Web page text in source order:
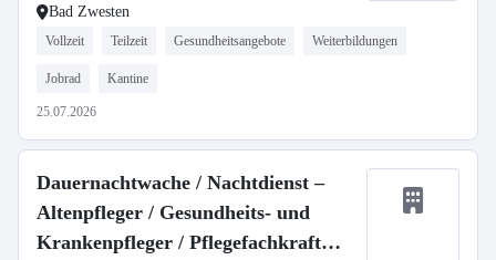
Bad Zwesten
Vollzeit Teilzeit Gesundheitsangebote Weiterbildungen
Jobrad Kantine
25.07.2026
Dauernachtwache / Nachtdienst –
Altenpfleger / Gesundheits- und
Krankenpfleger / Pflegefachkraft